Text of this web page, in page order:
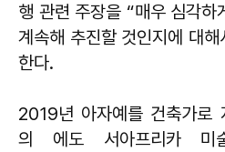
행 관련 주장을 “매우 심각하
계속해 추진할 것인지에 대
한다.
2019년 아자예를 건축가로
의 에도 서아프리카 미